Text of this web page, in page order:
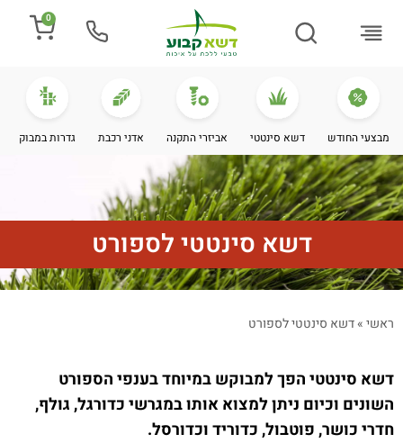
0
מבצעי החודש דשא סינטטי אביזרי התקנה אדני רכבת גדרות במבוק
דשא סינטטי לספורט
ראשי»דשא סינטטי לספורט
דשא סינטטי הפך למבוקש במיוחד בענפי הספורט
השונים וכיום ניתן למצוא אותו במגרשי כדורגל, גולף,
חדרי כושר, פוטבול, כדוריד וכדורסל.